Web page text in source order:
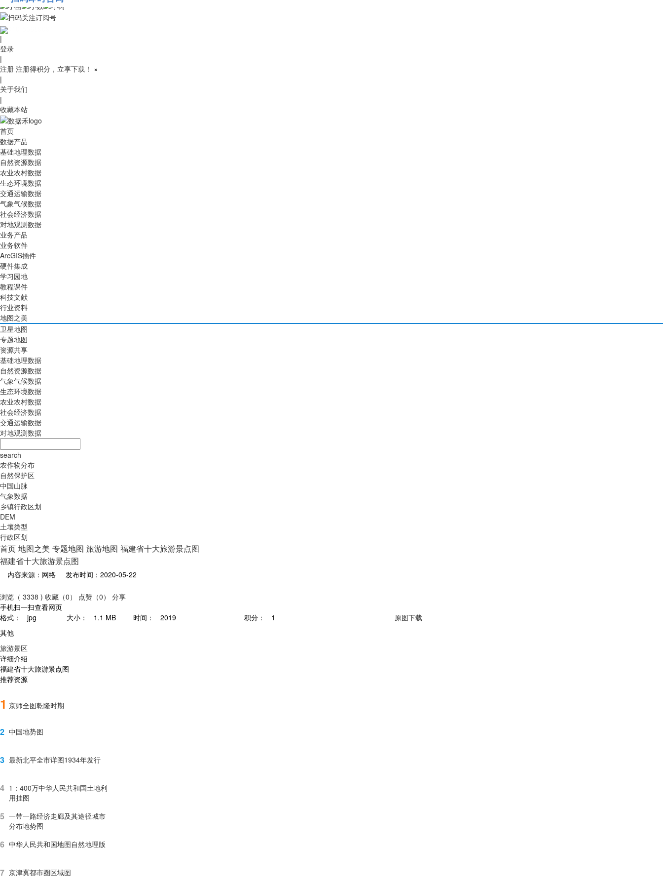
010-53689091
|
登录
|
注册 注册得积分，立享下载！ ×
|
关于我们
|
收藏本站
首页
数据产品
基础地理数据
自然资源数据
农业农村数据
生态环境数据
交通运输数据
气象气候数据
社会经济数据
对地观测数据
业务产品
业务软件
ArcGIS插件
硬件集成
学习园地
教程课件
科技文献
行业资料
地图之美
卫星地图
专题地图
资源共享
基础地理数据
自然资源数据
气象气候数据
生态环境数据
农业农村数据
社会经济数据
交通运输数据
对地观测数据
search
农作物分布
自然保护区
中国山脉
气象数据
乡镇行政区划
DEM
土壤类型
行政区划
首页 地图之美 专题地图 旅游地图 福建省十大旅游景点图
福建省十大旅游景点图
内容来源：网络 发布时间：2020-05-22
浏览（ 3338 ) 收藏（0） 点赞（0）
分享
手机扫一扫查看网页
格式：
jpg 大小： 1.1 MB 时间： 2019 积分： 1
原图下载
其他
旅游景区
详细介绍
福建省十大旅游景点图
推荐资源
1 京师全图乾隆时期
2 中国地势图
3 最新北平全市详图1934年发行
4 1：400万中华人民共和国土地利
用挂图
5 一带一路经济走廊及其途径城市
分布地势图
6 中华人民共和国地图自然地理版
7 京津冀都市圈区域图